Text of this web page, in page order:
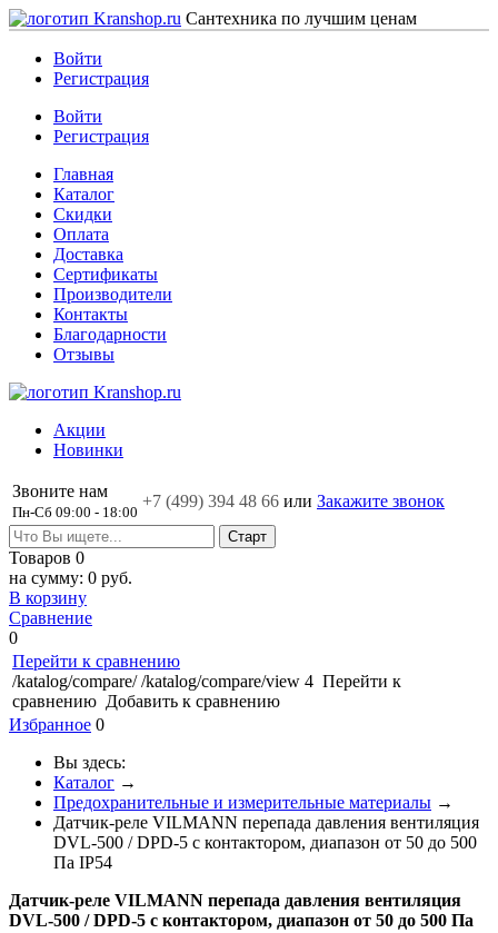
Сантехника по лучшим ценам
Войти
Регистрация
Войти
Регистрация
Главная
Каталог
Скидки
Оплата
Доставка
Сертификаты
Производители
Контакты
Благодарности
Отзывы
Акции
Новинки
Звоните нам
Пн-Сб 09:00 - 18:00
+7 (499) 394 48 66 или Закажите звонок
Товаров 0
на сумму: 0 руб.
В корзину
Сравнение
0
Перейти к сравнению
/katalog/compare/ /katalog/compare/view 4 Перейти к
сравнению Добавить к сравнению
Избранное 0
Вы здесь:
Каталог →
Предохранительные и измерительные материалы →
Датчик-реле VILMANN перепада давления вентиляция
DVL-500 / DPD-5 с контактором, диапазон от 50 до 500
Па IP54
Датчик-реле VILMANN перепада давления вентиляция
DVL-500 / DPD-5 с контактором, диапазон от 50 до 500 Па